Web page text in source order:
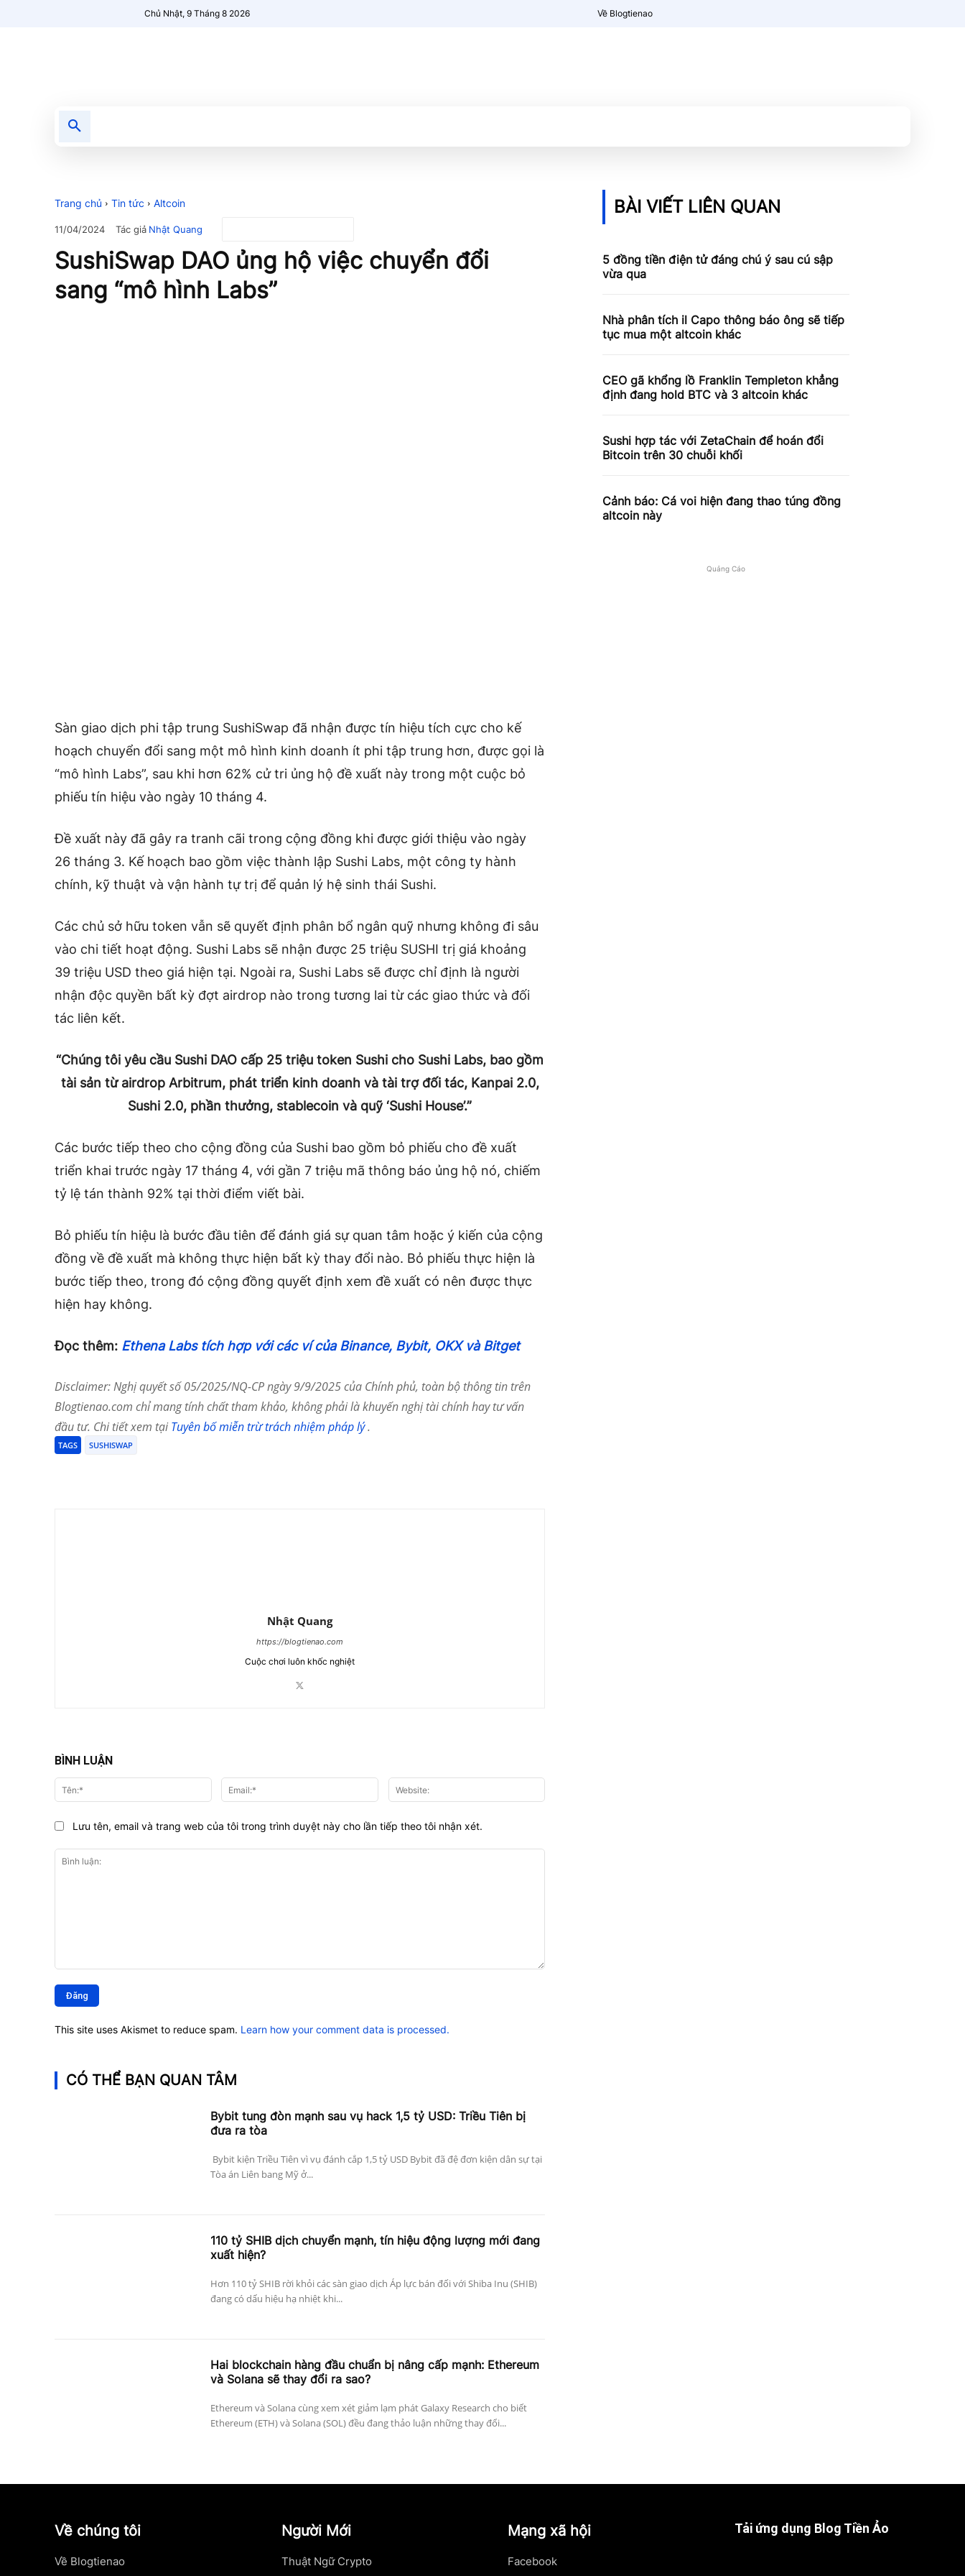
Chủ Nhật, 9 Tháng 8 2026 Về Blogtienao
Trang chủ Tin tức Altcoin
11/04/2024 Tác giả Nhật Quang
SushiSwap DAO ủng hộ việc chuyển đổi
sang “mô hình Labs”
Sàn giao dịch phi tập trung SushiSwap đã nhận được tín hiệu tích cực cho kế
hoạch chuyển đổi sang một mô hình kinh doanh ít phi tập trung hơn, được gọi là
“mô hình Labs”, sau khi hơn 62% cử tri ủng hộ đề xuất này trong một cuộc bỏ
phiếu tín hiệu vào ngày 10 tháng 4.
Đề xuất này đã gây ra tranh cãi trong cộng đồng khi được giới thiệu vào ngày
26 tháng 3. Kế hoạch bao gồm việc thành lập Sushi Labs, một công ty hành
chính, kỹ thuật và vận hành tự trị để quản lý hệ sinh thái Sushi.
Các chủ sở hữu token vẫn sẽ quyết định phân bổ ngân quỹ nhưng không đi sâu
vào chi tiết hoạt động. Sushi Labs sẽ nhận được 25 triệu SUSHI trị giá khoảng
39 triệu USD theo giá hiện tại. Ngoài ra, Sushi Labs sẽ được chỉ định là người
nhận độc quyền bất kỳ đợt airdrop nào trong tương lai từ các giao thức và đối
tác liên kết.
“Chúng tôi yêu cầu Sushi DAO cấp 25 triệu token Sushi cho Sushi Labs, bao gồm
tài sản từ airdrop Arbitrum, phát triển kinh doanh và tài trợ đối tác, Kanpai 2.0,
Sushi 2.0, phần thưởng, stablecoin và quỹ ‘Sushi House’.”
Các bước tiếp theo cho cộng đồng của Sushi bao gồm bỏ phiếu cho đề xuất
triển khai trước ngày 17 tháng 4, với gần 7 triệu mã thông báo ủng hộ nó, chiếm
tỷ lệ tán thành 92% tại thời điểm viết bài.
Bỏ phiếu tín hiệu là bước đầu tiên để đánh giá sự quan tâm hoặc ý kiến của cộng
đồng về đề xuất mà không thực hiện bất kỳ thay đổi nào. Bỏ phiếu thực hiện là
bước tiếp theo, trong đó cộng đồng quyết định xem đề xuất có nên được thực
hiện hay không.
Đọc thêm: Ethena Labs tích hợp với các ví của Binance, Bybit, OKX và Bitget
Disclaimer: Nghị quyết số 05/2025/NQ-CP ngày 9/9/2025 của Chính phủ, toàn bộ thông tin trên
Blogtienao.com chỉ mang tính chất tham khảo, không phải là khuyến nghị tài chính hay tư vấn
đầu tư. Chi tiết xem tạiTuyên bố miễn trừ trách nhiệm pháp lý.
TAGS SUSHISWAP
Nhật Quang
https://blogtienao.com
Cuộc chơi luôn khốc nghiệt
BÌNH LUẬN
luận:
Tên:* Email:*
Lưu tên, email và trang web của tôi trong trình duyệt này cho lần tiếp theo tôi nhận xét.
This site uses Akismet to reduce spam. Learn how your comment data is processed.
CÓ THỂ BẠN QUAN TÂM
Bybit tung đòn mạnh sau vụ hack 1,5 tỷ USD: Triều Tiên bị
đưa ra tòa
Bybit kiện Triều Tiên vì vụ đánh cắp 1,5 tỷ USD Bybit đã đệ đơn kiện dân sự tại
Tòa án Liên bang Mỹ ở...
110 tỷ SHIB dịch chuyển mạnh, tín hiệu động lượng mới đang
xuất hiện?
Hơn 110 tỷ SHIB rời khỏi các sàn giao dịch Áp lực bán đối với Shiba Inu (SHIB)
đang có dấu hiệu hạ nhiệt khi...
Hai blockchain hàng đầu chuẩn bị nâng cấp mạnh: Ethereum
và Solana sẽ thay đổi ra sao?
Ethereum và Solana cùng xem xét giảm lạm phát Galaxy Research cho biết
Ethereum (ETH) và Solana (SOL) đều đang thảo luận những thay đổi...
BÀI VIẾT LIÊN QUAN
5 đồng tiền điện tử đáng chú ý sau cú sập
vừa qua
Nhà phân tích il Capo thông báo ông sẽ tiếp
tục mua một altcoin khác
CEO gã khổng lồ Franklin Templeton khẳng
định đang hold BTC và 3 altcoin khác
Sushi hợp tác với ZetaChain để hoán đổi
Bitcoin trên 30 chuỗi khối
Cảnh báo: Cá voi hiện đang thao túng đồng
altcoin này
Quảng Cáo
Về chúng tôi
Về Blogtienao
Người Mới
Thuật Ngữ Crypto
Mạng xã hội
Facebook
Tải ứng dụng Blog Tiền Ảo